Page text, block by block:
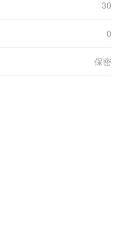
30
0
保密